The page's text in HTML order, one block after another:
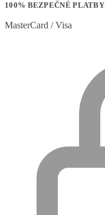
100% BEZPEČNÉ PLATBY
MasterCard / Visa